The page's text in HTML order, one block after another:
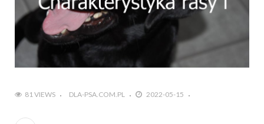
81 VIEWS DLA-PSA.COM.PL 2022-05-15